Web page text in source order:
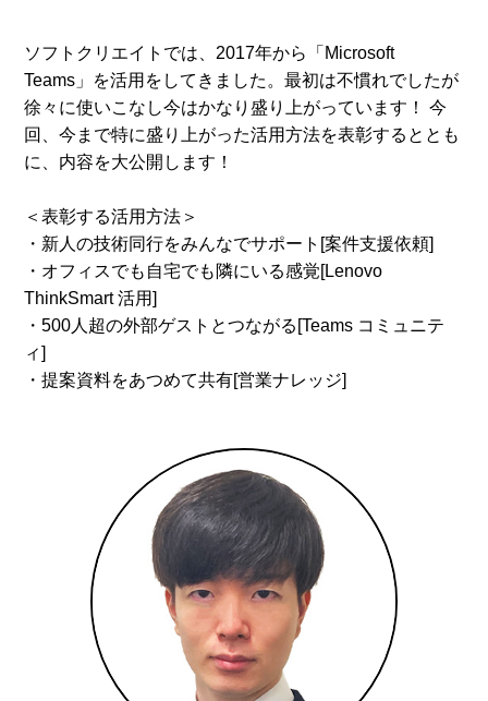
ソフトクリエイトでは、2017年から「Microsoft
Teams」を活用をしてきました。最初は不慣れでしたが
徐々に使いこなし今はかなり盛り上がっています！ 今
回、今まで特に盛り上がった活用方法を表彰するととも
に、内容を大公開します！
＜表彰する活用方法＞
・新人の技術同行をみんなでサポート[案件支援依頼]
・オフィスでも自宅でも隣にいる感覚[Lenovo
ThinkSmart 活用]
・500人超の外部ゲストとつながる[Teams コミュニテ
ィ]
・提案資料をあつめて共有[営業ナレッジ]